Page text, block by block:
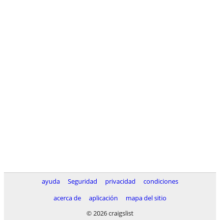
ayuda Seguridad privacidad
condiciones
acerca de
aplicación
mapa del sitio
© 2026 craigslist